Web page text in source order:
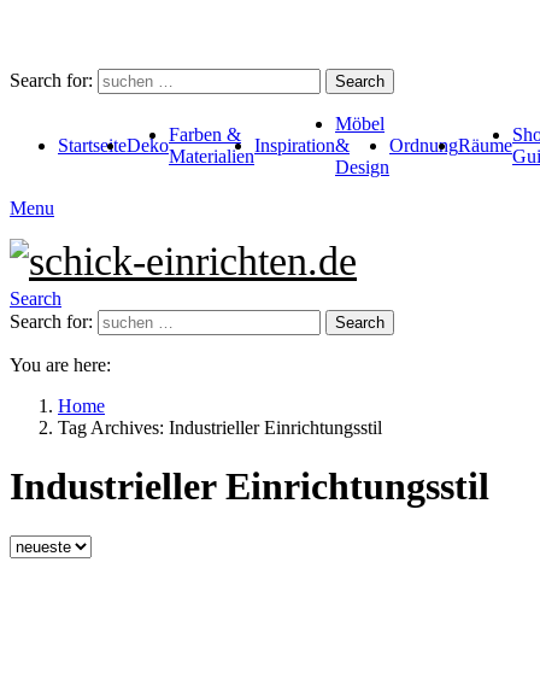
Search for: Search
StartseiteDeko
Farben &
Materialien
Inspiration
Möbel
&
Design
OrdnungRäume
Menu
Search
Search for:
Search
You are here:
Home
Tag Archives: Industrieller Einrichtungsstil
Industrieller Einrichtungsstil